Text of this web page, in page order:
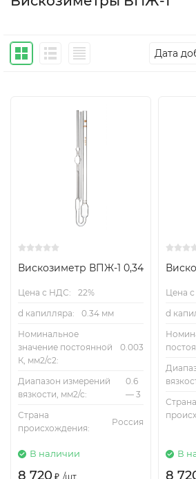
Дата
Вискозиметр ВПЖ-1 0,34
Цена с НДС:
22%
d капилляра:
0.34 мм
Номинальное
значение постоянной
К, мм2/с2:
0.003
Диапазон измерений
вязкости, мм2/с:
0.6
— 3
Страна
происхождения:
Россия
В наличии
8 720 ₽ /шт.
Цена
d
Страна
В
8